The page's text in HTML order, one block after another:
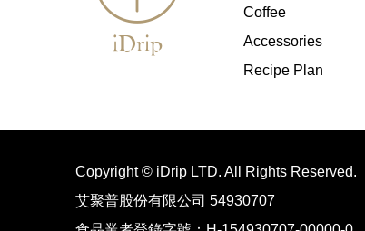
Coffee
Accessories
Recipe Plan
Copyright © iDrip LTD. All Rights Reserved.
艾聚普股份有限公司 54930707